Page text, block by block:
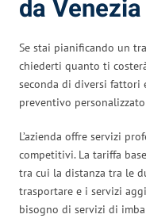
da
Se stai pianificando un
chiederti quanto ti
seconda di diversi fattori
preventivo
L’azienda offre servizi
competitivi. La tariffa
tra cui la distanza tra le
trasportare e i servizi
bisogno di servizi di